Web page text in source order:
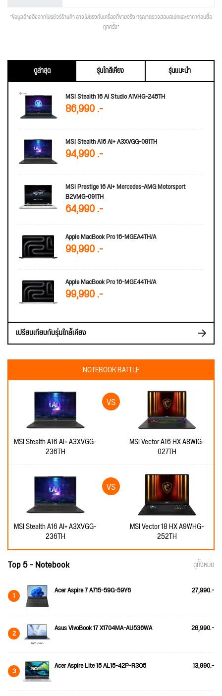
*ข้อมูลอ้างอิงจากโปรชัวร์ร้านค้า อาจไม่ตรงกับเครื่องที่ขายจริง กรุณาตรวจสอบสเปคและราคาก่อนซื้อ
ทุกครั้ง*
ดูล่าสุด รุ่นใกล้เคียง
รุ่นแนะนำ
MSI Stealth 16 AI Studio A1VHG-245TH
86,990 .-
MSI Stealth A16 AI+ A3XVGG-091TH
94,990 .-
MSI Prestige 16 AI+ Mercedes-AMG Motorsport
B2VMG-091TH
64,990 .-
Apple MacBook Pro 16-MGEA4TH/A
99,990 .-
Apple MacBook Pro 16-MGE44TH/A
99,990 .-
เปรียบเทียบกับรุ่นใกล้เคียง
NOTEBOOK BATTLE
MSI Stealth A16 AI+ A3XVGG-
236TH
MSI Vector A16 HX A8WIG-
027TH
MSI Stealth A16 AI+ A3XVGG-
236TH
MSI Vector 18 HX A9WHG-
252TH
Top 5 - Notebook ดูทั้งหมด
1 Acer Aspire 7 A715-59G-59Y6 27,990.-
2 Asus VivoBook 17 X1704MA-AU536WA 28,990.-
3 Acer Aspire Lite 15 AL15-42P-R3Q5 13,990.-